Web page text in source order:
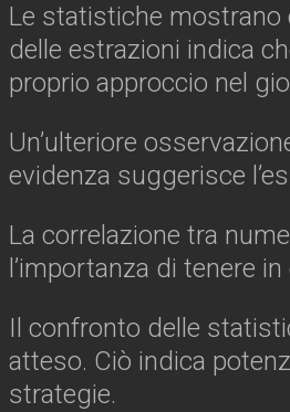
Le statistiche mostrano
delle estrazioni indica
proprio approccio nel
Un’ulteriore
evidenza suggerisce
La correlazione tra
l’importanza di tenere
Il confronto delle
atteso. Ciò indica
strategie.